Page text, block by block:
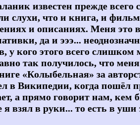
известен прежде
слухи, что и книга, и
и описаниях. Меня это
да и эээ...
у кого этого всего
так получилось, что
«Колыбельная» за
в Википедии, когда пошёл
а прямо говорит нам, кем
я взял в руки... то есть в